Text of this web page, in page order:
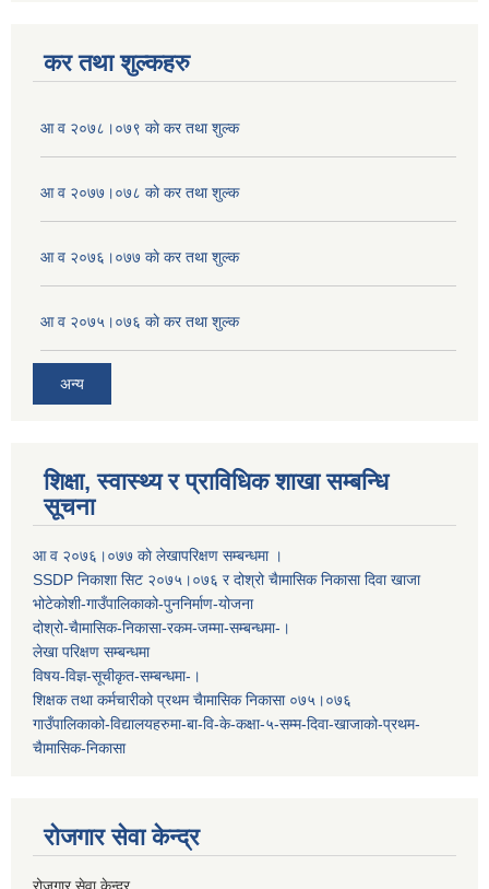
कर तथा शुल्कहरु
आ व २०७८।०७९ काे कर तथा शुल्क
आ व २०७७।०७८ काे कर तथा शुल्क
आ व २०७६।०७७ काे कर तथा शुल्क
आ व २०७५।०७६ काे कर तथा शुल्क
अन्य
शिक्षा, स्वास्थ्य र प्राविधिक शाखा सम्बन्धि
सूचना
आ व २०७६।०७७ काे लेखापरिक्षण सम्बन्धमा ।
SSDP निकाशा सिट २०७५।०७६ र दोश्रो चैामासिक निकासा दिवा खाजा
भोटेकोशी-गाउँपालिकाको-पुननिर्माण-योजना
दोश्रो-चैामासिक-निकासा-रकम-जम्मा-सम्बन्धमा-।
लेखा परिक्षण सम्बन्धमा
विषय-विज्ञ-सूचीकृत-सम्बन्धमा-।
शिक्षक तथा कर्मचारीको प्रथम च‌ैामासिक निकासा ०७५।०७६
गाउँपालिकाको-विद्यालयहरुमा-बा-वि-के-कक्षा-५-सम्म-दिवा-खाजाको-प्रथम-
चैामासिक-निकासा
रोजगार सेवा केन्द्र